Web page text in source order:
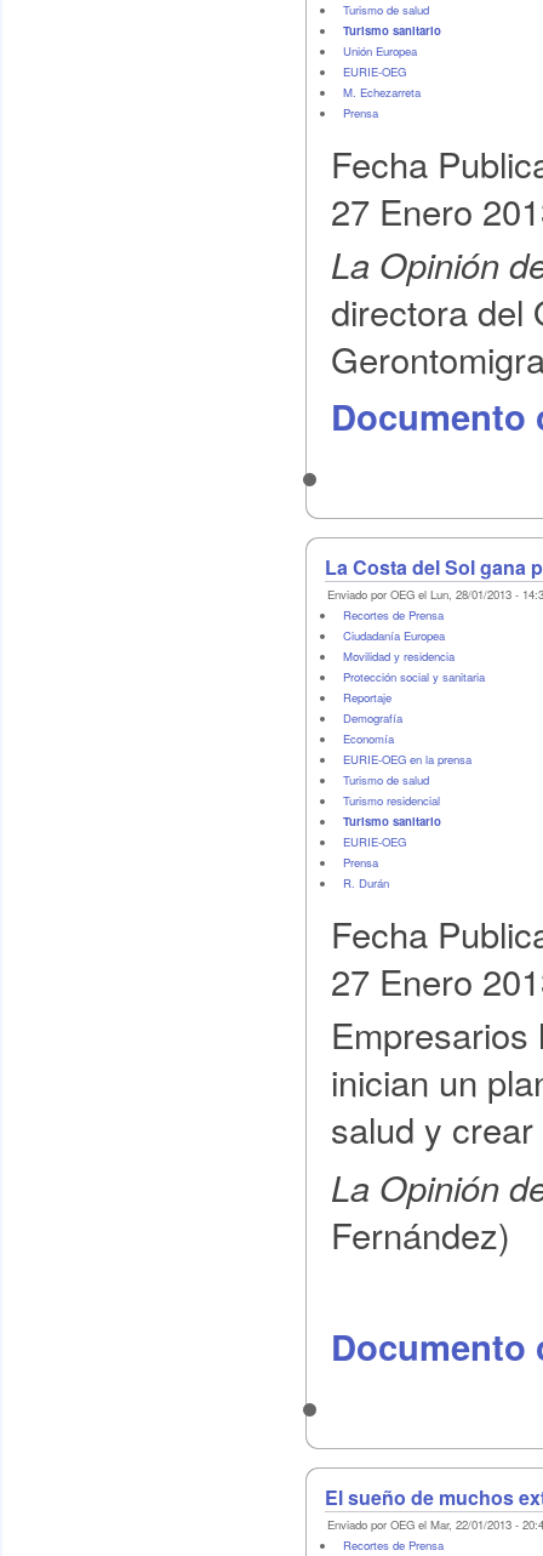
Turismo de salud
Turismo sanitario
Unión Europea
EURIE-OEG
M. Echezarreta
Prensa
Fecha
27 Enero
La Opinión
directora del
Documento
La Costa del Sol gana
Enviado por OEG el Lun, 28/01/2013 -
Recortes de Prensa
Ciudadanía Europea
Movilidad y residencia
Protección social y sanitaria
Reportaje
Demografí­a
Economí­a
EURIE-OEG en la prensa
Turismo de salud
Turismo residencial
Turismo sanitario
EURIE-OEG
Prensa
R. Durán
Fecha
27 Enero
Empresarios
inician un
salud y
La Opinión
Fernández)
Documento
El sueño de muchos
Enviado por OEG el Mar, 22/01/2013 -
Recortes de Prensa